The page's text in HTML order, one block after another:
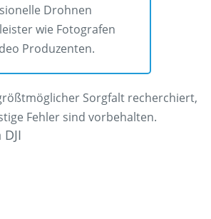
Drohnen
wie Fotografen
Produzenten.
Sorgfalt recherchiert,
Fehler sind vorbehalten.